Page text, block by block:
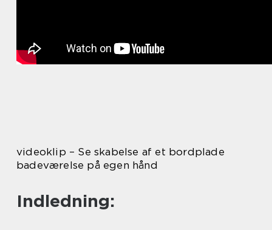
videoklip – Se skabelse af et bordplade
badeværelse på egen hånd
Indledning: